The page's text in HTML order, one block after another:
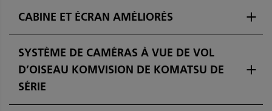
CABINE ET ÉCRAN AMÉLIORÉS
SYSTÈME DE CAMÉRAS À VUE DE VOL
D’OISEAU KOMVISION DE KOMATSU DE
SÉRIE